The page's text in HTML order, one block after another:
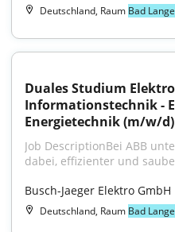
Deutschland, Raum Bad
Duales Studium
Informationstechnik -
Energietechnik (m/w/d)
Job DescriptionBei ABB
dabei, effizienter und
Busch-Jaeger Elektro GmbH
Deutschland, Raum Bad